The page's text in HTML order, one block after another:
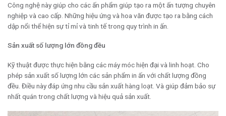
Công nghệ này giúp cho các ấn phẩm giúp tạo ra một ấn tượng chuyên
nghiệp và cao cấp. Những hiệu ứng và hoa văn được tạo ra bằng cách
dập nổi thể hiện sự tỉ mỉ và tinh tế trong quy trình in ấn.
Sản xuất số lượng lớn đồng đều
Kỹ thuật được thực hiện bằng các máy móc hiện đại và linh hoạt. Cho
phép sản xuất số lượng lớn các sản phẩm in ấn với chất lượng đồng
đều. Điều này đáp ứng nhu cầu sản xuất hàng loạt. Và giúp đảm bảo sự
nhất quán trong chất lượng và hiệu quả sản xuất.